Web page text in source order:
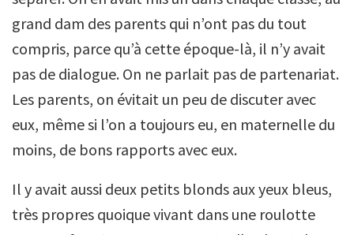
grand dam des parents qui n’ont pas du tout
compris, parce qu’à cette époque-là, il n’y avait
pas de dialogue. On ne parlait pas de partenariat.
Les parents, on évitait un peu de discuter avec
eux, même si l’on a toujours eu, en maternelle du
moins, de bons rapports avec eux.
Il y avait aussi deux petits blonds aux yeux bleus,
très propres quoique vivant dans une roulotte